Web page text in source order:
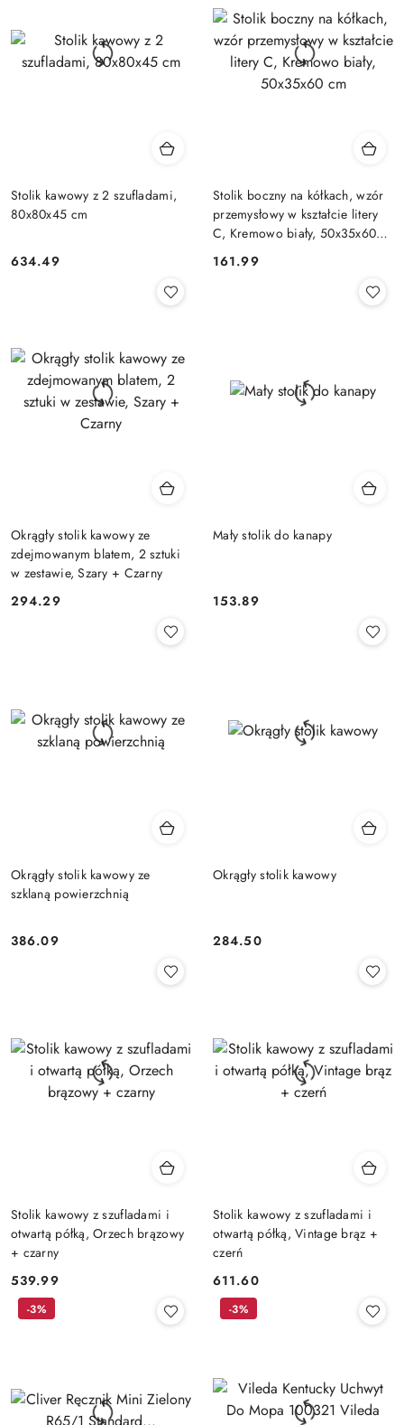
Stolik kawowy z 2 szufladami,
80x80x45 cm
Cena:
634.49
Stolik boczny na kółkach, wzór
przemysłowy w kształcie litery
C, Kremowo biały, 50x35x60
Cena:
161.99
Okrągły stolik kawowy ze
zdejmowanym blatem, 2 sztuki
w zestawie, Szary + Czarny
Cena:
294.29
Mały stolik do kanapy
Cena:
153.89
Okrągły stolik kawowy ze
szklaną powierzchnią
Cena:
386.09
Okrągły stolik kawowy
Cena:
284.50
Stolik kawowy z szufladami i
otwartą półką, Orzech brązowy
+ czarny
Cena:
539.99
Stolik kawowy z szufladami i
otwartą półką, Vintage brąz +
czerń
Cena:
611.60
-3% -3%